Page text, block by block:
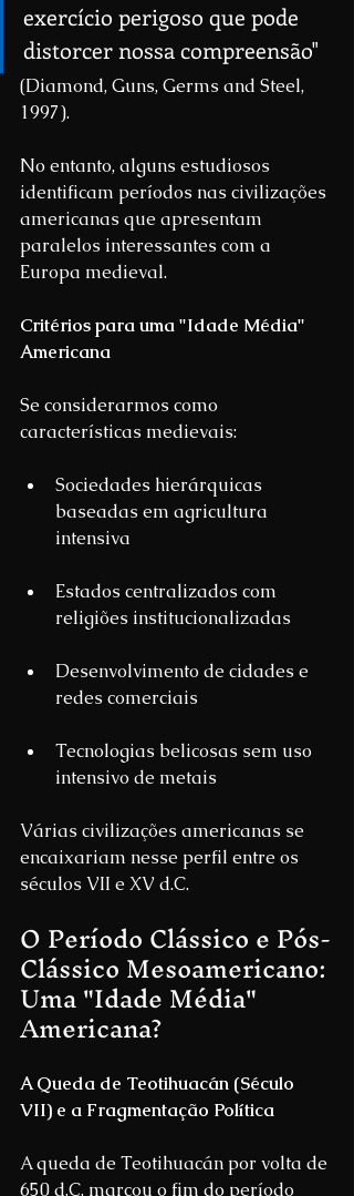
exercício perigoso que pode
distorcer nossa compreensão"
(Diamond, Guns, Germs and Steel,
1997).
No entanto, alguns estudiosos
identificam períodos nas civilizações
americanas que apresentam
paralelos interessantes com a
Europa medieval.
Critérios para uma "Idade Média"
Americana
Se considerarmos como
características medievais:
Sociedades hierárquicas
baseadas em agricultura
intensiva
Estados centralizados com
religiões institucionalizadas
Desenvolvimento de cidades e
redes comerciais
Tecnologias belicosas sem uso
intensivo de metais
Várias civilizações americanas se
encaixariam nesse perfil entre os
séculos VII e XV d.C.
O Período Clássico e Pós-
Clássico Mesoamericano:
Uma "Idade Média"
Americana?
A Queda de Teotihuacán (Século
VII) e a Fragmentação Política
A queda de Teotihuacán por volta de
650 d.C. marcou o fim do período